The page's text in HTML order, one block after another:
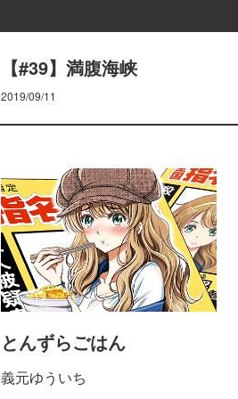
【#39】満腹海峡
2019/09/11
とんずらごはん
義元ゆういち